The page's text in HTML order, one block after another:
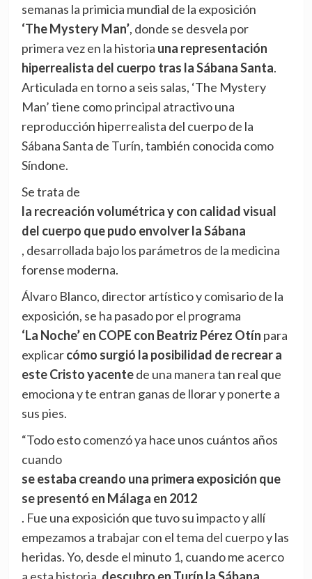
semanas la primicia mundial de la exposición
‘The Mystery Man’, donde se desvela por
primera vez en la historia una representación
hiperrealista del cuerpo tras la Sábana Santa.
Articulada en torno a seis salas, ‘The Mystery
Man’ tiene como principal atractivo una
reproducción hiperrealista del cuerpo de la
Sábana Santa de Turín, también conocida como
Síndone.
Se trata de
la recreación volumétrica y con calidad visual
del cuerpo que pudo envolver la Sábana
, desarrollada bajo los parámetros de la medicina
forense moderna.
Álvaro Blanco, director artístico y comisario de la
exposición, se ha pasado por el programa
‘La Noche’ en COPE con Beatriz Pérez Otín para
explicarcómo surgió la posibilidad de recrear a
este Cristo yacentede una manera tan real que
emociona y te entran ganas de llorar y ponerte a
sus pies.
“Todo esto comenzó ya hace unos cuántos años
cuando
se estaba creando una primera exposición que
se presentó en Málaga en 2012
. Fue una exposición que tuvo su impacto y allí
empezamos a trabajar con el tema del cuerpo y las
heridas. Yo, desde el minuto 1, cuando me acerco